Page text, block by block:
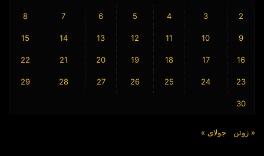
2
3
4
5
6
7
8
9
10
11
12
13
14
15
16
17
18
19
20
21
22
23
24
25
26
27
28
29
30
« ژوئن جولای »